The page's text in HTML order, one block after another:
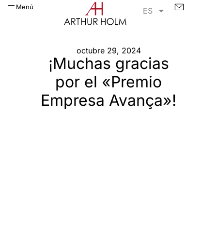
Menú ES
octubre 29, 2024
¡Muchas gracias
por el «Premio
Empresa Avança»!